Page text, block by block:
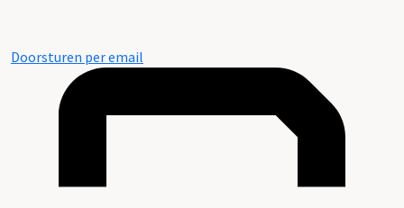
Doorsturen per email